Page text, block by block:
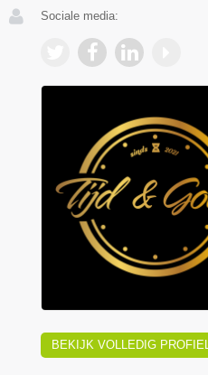
Sociale media:
BEKIJK VOLLEDIG PROFIEL